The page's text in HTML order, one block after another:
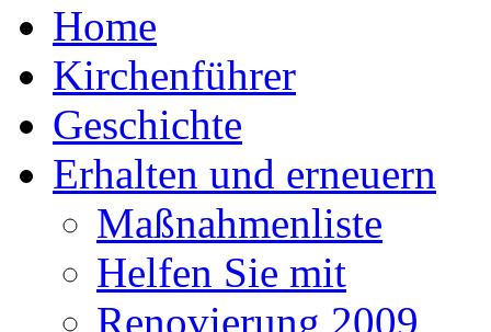
Home
Kirchenführer
Geschichte
Erhalten und erneuern
Maßnahmenliste
Helfen Sie mit
Renovierung 2009